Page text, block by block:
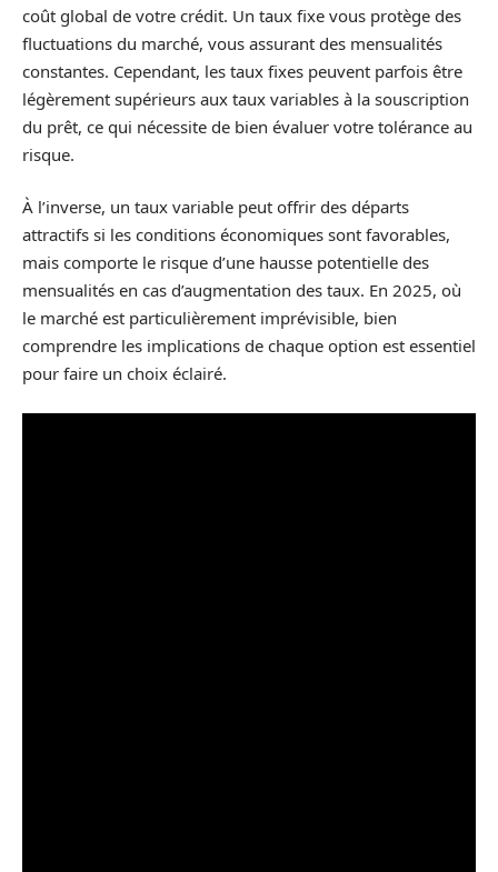
coût global de votre crédit. Un taux fixe vous protège des
fluctuations du marché, vous assurant des mensualités
constantes. Cependant, les taux fixes peuvent parfois être
légèrement supérieurs aux taux variables à la souscription
du prêt, ce qui nécessite de bien évaluer votre tolérance au
risque.
À l’inverse, un taux variable peut offrir des départs
attractifs si les conditions économiques sont favorables,
mais comporte le risque d’une hausse potentielle des
mensualités en cas d’augmentation des taux. En 2025, où
le marché est particulièrement imprévisible, bien
comprendre les implications de chaque option est essentiel
pour faire un choix éclairé.